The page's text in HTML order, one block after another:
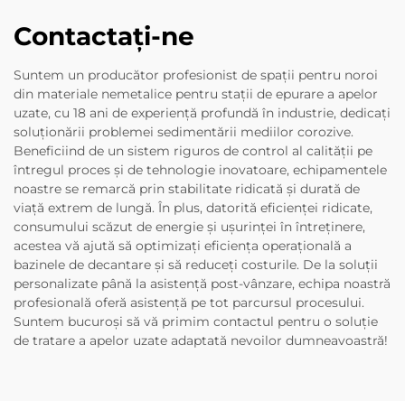
Contactați-ne
Suntem un producător profesionist de spații pentru noroi
din materiale nemetalice pentru stații de epurare a apelor
uzate, cu 18 ani de experiență profundă în industrie, dedicați
soluționării problemei sedimentării mediilor corozive.
Beneficiind de un sistem riguros de control al calității pe
întregul proces și de tehnologie inovatoare, echipamentele
noastre se remarcă prin stabilitate ridicată și durată de
viață extrem de lungă. În plus, datorită eficienței ridicate,
consumului scăzut de energie și ușurinței în întreținere,
acestea vă ajută să optimizați eficiența operațională a
bazinele de decantare și să reduceți costurile. De la soluții
personalizate până la asistență post-vânzare, echipa noastră
profesională oferă asistență pe tot parcursul procesului.
Suntem bucuroși să vă primim contactul pentru o soluție
de tratare a apelor uzate adaptată nevoilor dumneavoastră!